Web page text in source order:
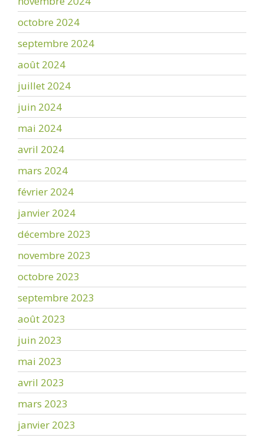
octobre 2024
septembre 2024
août 2024
juillet 2024
juin 2024
mai 2024
avril 2024
mars 2024
février 2024
janvier 2024
décembre 2023
novembre 2023
octobre 2023
septembre 2023
août 2023
juin 2023
mai 2023
avril 2023
mars 2023
janvier 2023